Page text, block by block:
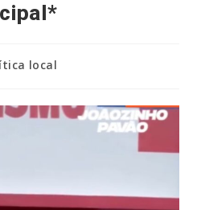
local